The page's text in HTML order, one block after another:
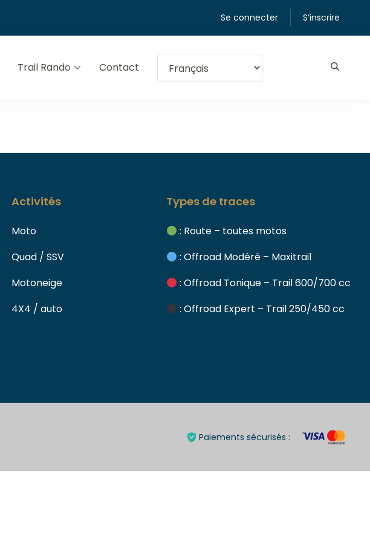
Se connecter S’inscrire
Trail Rando Contact
Activités
Moto
Quad / SSV
Motoneige
4X4 / auto
Types de traces
: Route – toutes motos
: Offroad Modéré – Maxitrail
: Offroad Tonique – Trail 600/700 cc
: Offroad Expert – Trail 250/450 cc
Paiements sécurisés :